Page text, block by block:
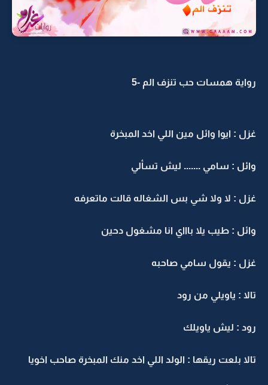
رواية همسات حب تنزف الم -5
غزل : ايوا وائل مين اللي اخد المبخرة
وائل : سامي ....... ليش تسألي
غزل : لا ولا شي بس الشغاله قالت ماتعرفه
وائل : طيب يلا باااي انا مشغول دحين
غزل : يقول سامي صاحبه
تالا : ياويلي من رود
رود : ليش ياويلك
تالا بلعت ريقها : الولد اللي اخد منك المبخرة صاحب اخويا